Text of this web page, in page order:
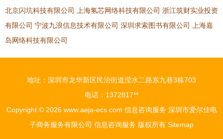
北京闪坑科技有限公司
上海氢芯网络科技有限公司 浙江筑财实业投资
有限公司 宁波九浪信息技术有限公司 深圳求索图书有限公司
上海嘉
岛网络科技有限公司
地址：深圳市龙华新区民治街道滢水二路东九巷3栋703
电话：1372817**
Copyright © 2026 www.aeja-ecs.com 信息咨询服务 深圳市爱尔佳电
子商务服务有限公司 信息咨询服务 版权所有 Sitemap